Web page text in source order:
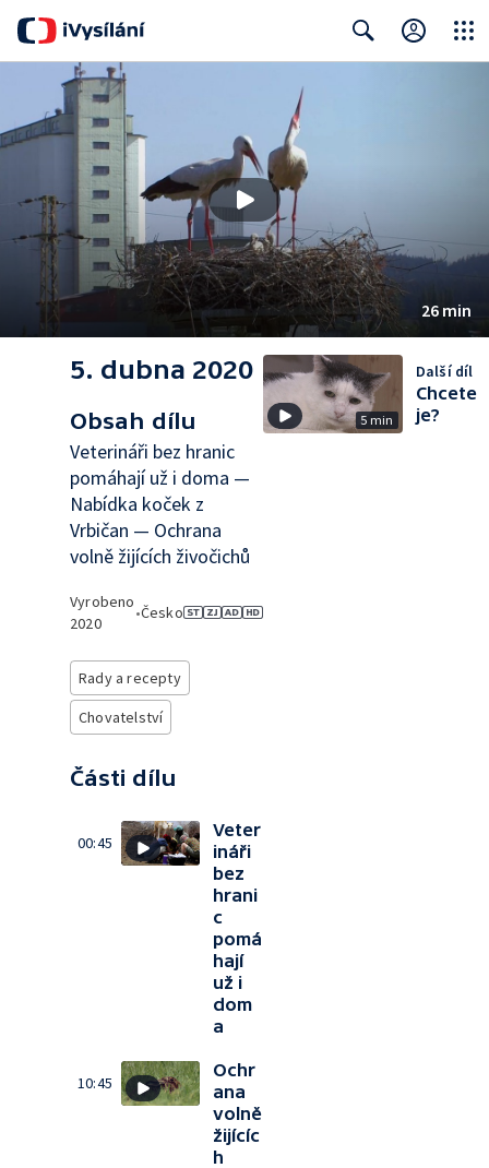
26 min
5. dubna 2020
Obsah dílu
Veterináři bez hranic
pomáhají už i doma —
Nabídka koček z
Vrbičan — Ochrana
volně žijících živočichů
Vyrobeno
2020
•Česko
Rady a recepty
Chovatelství
Části dílu
00:45
Veter
ináři
bez
hrani
c
pomá
hají
už i
dom
a
10:45
Ochr
ana
volně
žijícíc
h
5 min
Další díl
Chcete
je?